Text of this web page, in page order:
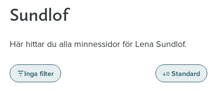
Sundlof
Här hittar du alla minnessidor för Lena Sundlof.
Inga filter Standard